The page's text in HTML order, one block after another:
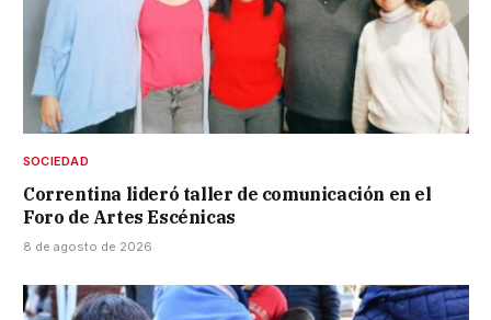
SOCIEDAD
Correntina lideró taller de comunicación en el
Foro de Artes Escénicas
8 de agosto de 2026